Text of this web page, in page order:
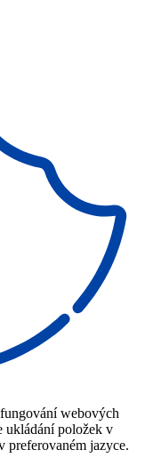
webových
ukládání položek v
preferovaném jazyce.